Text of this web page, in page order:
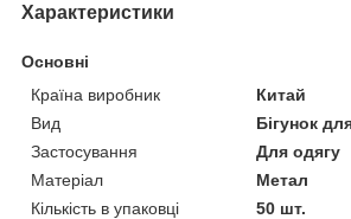
Характеристики
Основні
Країна виробник
Китай
Вид
Бігунок
Застосування
Для одягу
Матеріал
Метал
Кількість в упаковці
50 шт.